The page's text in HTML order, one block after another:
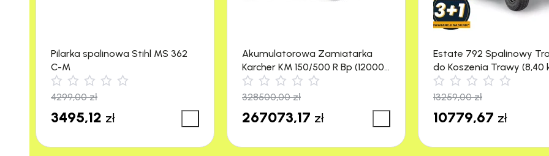
Pilarka spalinowa Stihl MS 362
C-M
4299,00zł
3495,12 zł
Akumulatorowa Zamiatarka
Karcher KM 150/500 R Bp (12000
m²/h)
328500,00zł
267073,17 zł
Estate 792 Spalinowy
do Koszenia Trawy (8,40
4500 m²) Stiga
13259,00zł
10779,67 zł